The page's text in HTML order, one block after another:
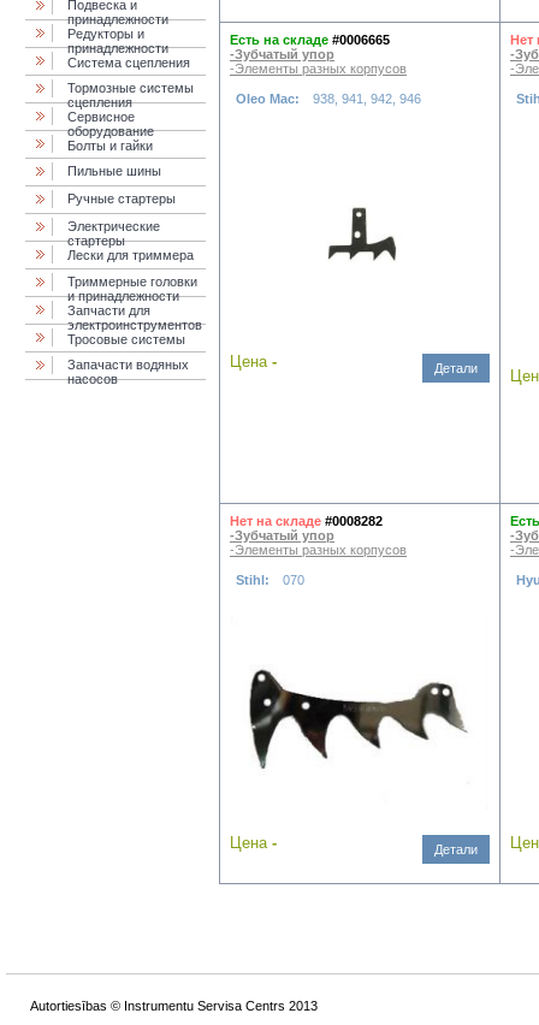
Подвеска и
принадлежности
Редукторы и
принадлежности
Система сцепления
Тормозные системы
сцепления
Сервисное
оборудование
Болты и гайки
Пильные шины
Ручные стартеры
Электрические
стартеры
Лески для триммера
Триммерные головки
и принадлежности
Запчасти для
электроинструментов
Тросовые системы
Запачасти водяных
насосов
Есть на складе #0006665
-Зубчатый упор
-Элементы разных корпусов
Oleo Mac: 938, 941, 942, 946
Цена - Детали
Нет
-
-
Нет на складе #0008282
-Зубчатый упор
-Элементы разных корпусов
Stihl: 070
Цена - Детали
-
-
Autortiesības © Instrumentu Servisa Centrs 2013